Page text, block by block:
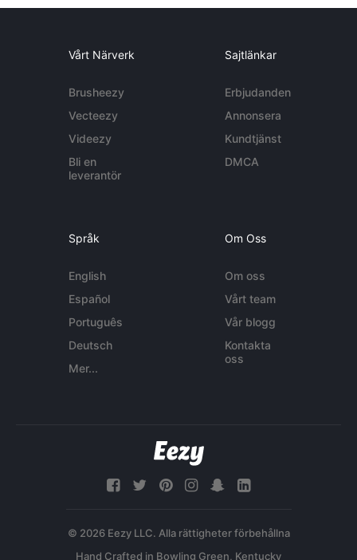
Vårt Närverk
Brusheezy
Vecteezy
Videezy
Bli en
leverantör
Sajtlänkar
Erbjudanden
Annonsera
Kundtjänst
DMCA
Språk
English
Español
Português
Deutsch
Mer...
Om Oss
Om oss
Vårt team
Vår blogg
Kontakta
oss
© 2026 Eezy LLC. Alla rättigheter förbehållna